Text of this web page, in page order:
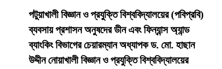
পটুয়াখালী বিজ্ঞান ও প্রযুক্তি বিশ্ববিদ্যালয়ের (পবিপ্রবি)
ব্যবসায় প্রশাসন অনুষদের ডীন এবং ফিন্যান্স অ্যান্ড
ব্যাংকিং বিভাগের চেয়ারম্যান অধ্যাপক ড. মো. হাছান
উদ্দীন নোয়াখালী বিজ্ঞান ও প্রযুক্তি বিশ্ববিদ্যালয়ের